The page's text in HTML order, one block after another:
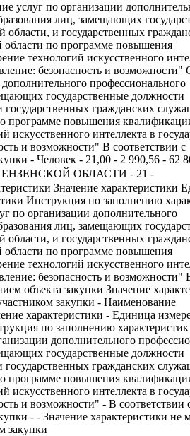
услуг по организации
лиц, замещающих
области, и государственных
области по программе повышения
технологий искусственного
безопасность и возможности"
профессионального
государственные должности
государственных гражданских
программе повышения
искусственного интеллекта в
и возможности" В соответствии с
- Человек - 21,00 - 2 990,56 - 62
ОБЛАСТИ - 21 -
Значение характеристики
Инструкция по заполнению
по организации дополнительного
лиц, замещающих
области, и государственных
области по программе повышения
технологий искусственного
безопасность и возможности"
объекта закупки Значение
закупки - Наименование
характеристики - Единица
по заполнению характеристик
дополнительного
государственные должности
государственных гражданских
программе повышения
искусственного интеллекта в
и возможности" - В соответствии
- - Значение характеристики не
закупки